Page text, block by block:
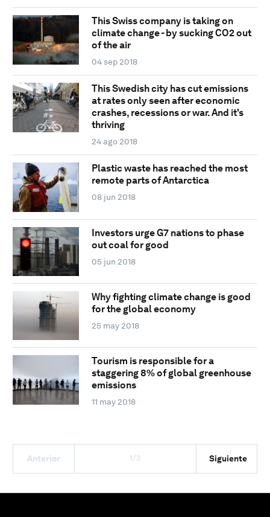
This Swiss company is taking on
climate change - by sucking CO2 out
of the air
04 sep 2018
This Swedish city has cut emissions
at rates only seen after economic
crashes, recessions or war. And it's
thriving
24 ago 2018
Plastic waste has reached the most
remote parts of Antarctica
08 jun 2018
Investors urge G7 nations to phase
out coal for good
05 jun 2018
Why fighting climate change is good
for the global economy
25 may 2018
Tourism is responsible for a
staggering 8% of global greenhouse
emissions
11 may 2018
Anterior 1/3 Siguiente